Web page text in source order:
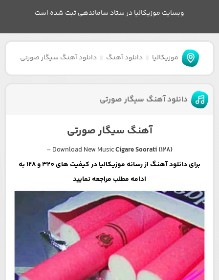
وبسایت موزیکالیا در ستاد ساماندهی ثبت شده است
موزیکالیا دانلود آهنگ دانلود آهنگ سیگار صورتی
دانلود آهنگ سیگار صورتی
آهنگ سیگار صورتی
Download New MusicCigare Soorati (128)
–
برای دانلود آهنگ از رسانه موزیکالیا در کیفیت های 320 و 128 به
ادامه مطلب مراجعه نمایید